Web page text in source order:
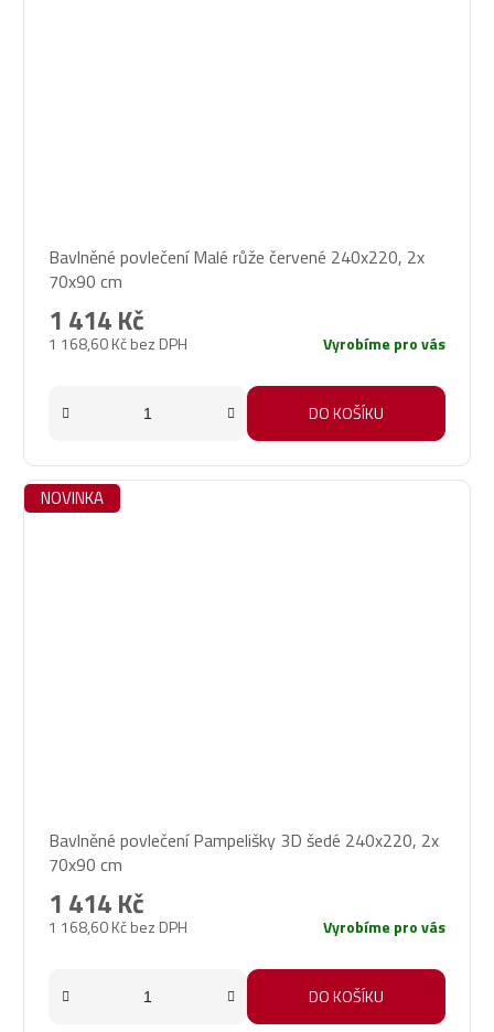
Bavlněné povlečení Malé růže červené 240x220, 2x
70x90 cm
1 168,60 Kč bez DPH
1 414 Kč
Vyrobíme pro vás
DO KOŠÍKU
NOVINKA
Bavlněné povlečení Pampelišky 3D šedé 240x220, 2x
70x90 cm
1 168,60 Kč bez DPH
1 414 Kč
Vyrobíme pro vás
DO KOŠÍKU